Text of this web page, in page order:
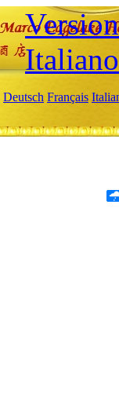
Italiano
Deutsch Français